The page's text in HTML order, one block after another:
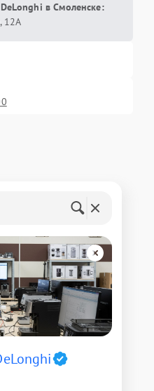
в Смоленске:
12А